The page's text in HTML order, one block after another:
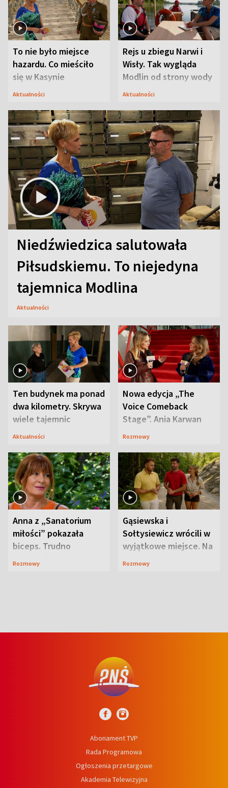
To nie było miejsce
hazardu. Co mieściło
się w Kasynie
Oficerskim?
Aktualności
Rejs u zbiegu Narwi i
Wisły. Tak wygląda
Modlin od strony wody
Aktualności
Niedźwiedzica salutowała
Piłsudskiemu. To niejedyna
tajemnica Modlina
Aktualności
Ten budynek ma ponad
dwa kilometry. Skrywa
wiele tajemnic
Aktualności
Nowa edycja „The
Voice Comeback
Stage”. Ania Karwan
zapowiada
Rozmowy
Anna z „Sanatorium
miłości” pokazała
biceps. Trudno
uwierzyć, co przeszła
Rozmowy
Gąsiewska i
Sołtysiewicz wrócili w
wyjątkowe miejsce. Na
szlaku czekał
Rozmowy
Abonament TVP
Rada Programowa
Ogłoszenia przetargowe
Akademia Telewizyjna